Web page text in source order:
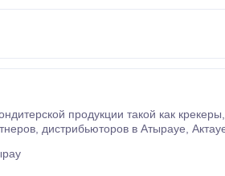
такой как крекеры, галеты, затяжное